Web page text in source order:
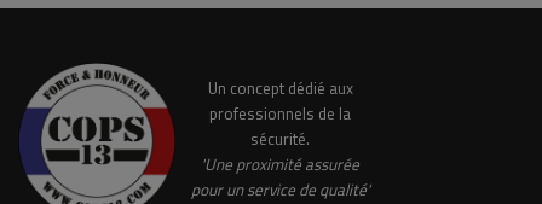
Un concept dédié aux
professionnels de la
sécurité.
'Une proximité assurée
pour un service de qualité'